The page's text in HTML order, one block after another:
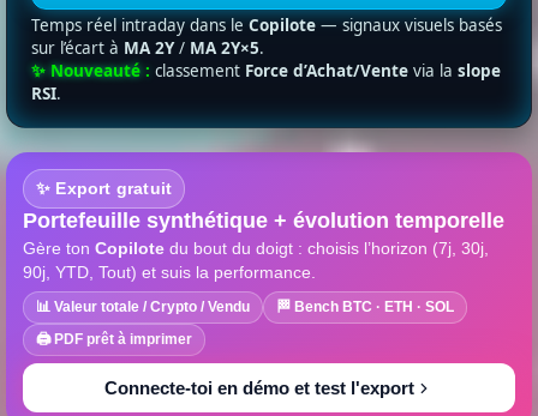
Temps réel intraday dans leCopilote— signaux visuels basés
sur l’écart à MA 2Y/ MA 2Y×5.
✨ Nouveauté : classement Force d’Achat/Vente via la slope
RSI.
✨ Export gratuit
Portefeuille synthétique + évolution temporelle
Gère ton Copilote du bout du doigt : choisis l’horizon (7j, 30j,
90j, YTD, Tout) et suis la performance.
📊 Valeur totale / Crypto / Vendu
🏁 Bench BTC · ETH · SOL
🖨️ PDF prêt à imprimer
Connecte-toi en démo et test l'export